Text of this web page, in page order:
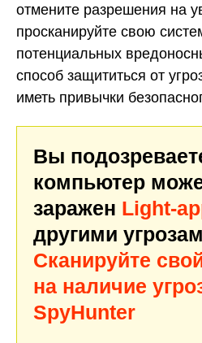
отмените разрешения на
просканируйте свою
потенциальных
способ защититься от
иметь привычки
Вы
компьютер
заражен Light-
другими
Сканируйте
на наличие
SpyHunter